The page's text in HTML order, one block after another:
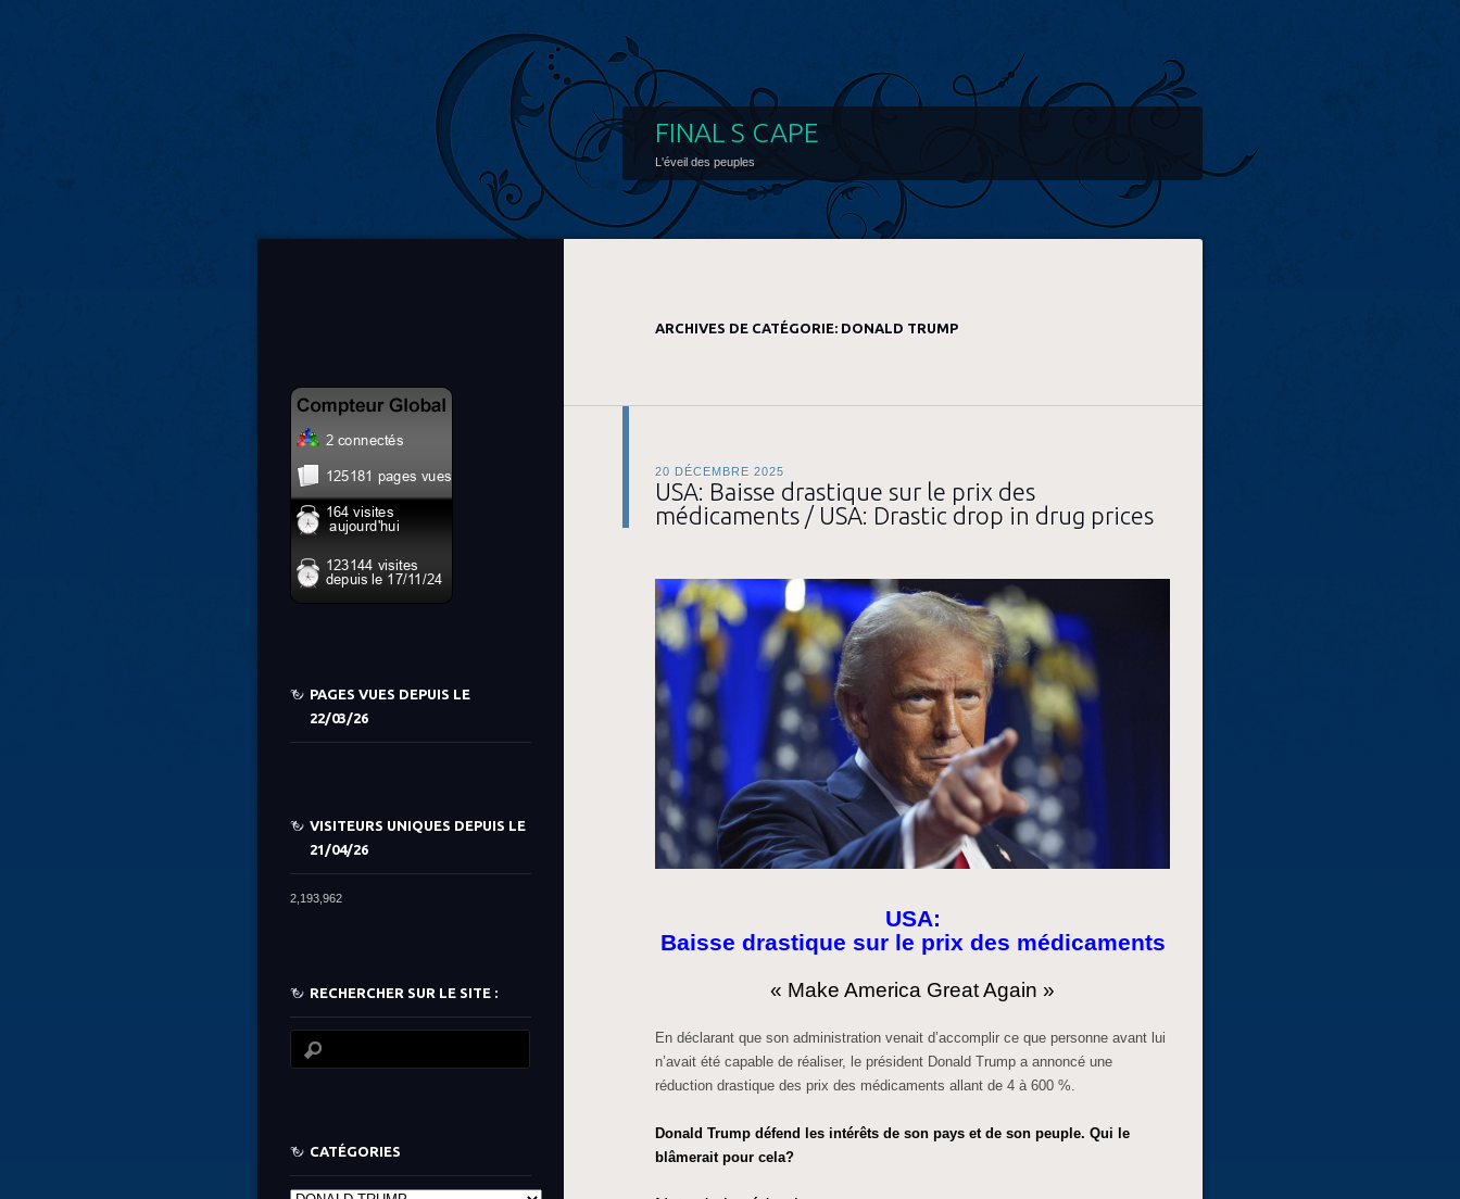
FINAL S CAPE
L'éveil des peuples
ARCHIVES DE CATÉGORIE: DONALD TRUMP
20 DÉCEMBRE 2025
USA: Baisse drastique sur le prix des
médicaments / USA: Drastic drop in drug prices
USA:
Baisse drastique sur le prix des médicaments
« Make America Great Again »
En déclarant que son administration venait d’accomplir ce que personne avant lui
n’avait été capable de réaliser, le président Donald Trump a annoncé une
réduction drastique des prix des médicaments allant de 4 à 600 %.
Donald Trump défend les intérêts de son pays et de son peuple. Qui le
blâmerait pour cela?
PAGES VUES DEPUIS LE
22/03/26
VISITEURS UNIQUES DEPUIS LE
21/04/26
2,193,962
RECHERCHER SUR LE SITE :
CATÉGORIES